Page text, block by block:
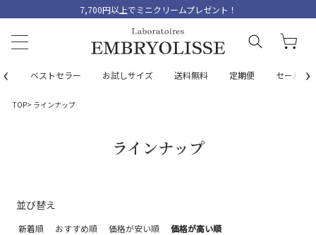
7,700円以上でミニクリームプレゼント！
‹ ベストセラー お試しサイズ 送料無料 定期便 セール ›
TOP ラインナップ
ラインナップ
並び替え
新着順 おすすめ順 価格が安い順 価格が高い順